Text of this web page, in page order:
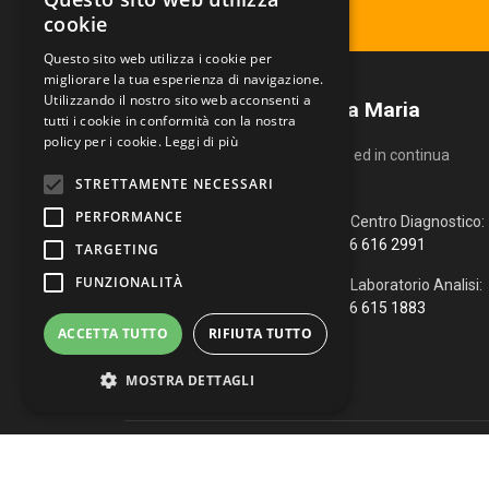
Centro Diagnostico Villa Maria
Un servizio altamente qualificato ed in continua
evoluzione.
Via Fiume, 4
51100 Pistoia (PT)
0573 976088
info@vmcd.it
Centro Diagnostico:
366 616 2991
Laboratorio Analisi:
366 615 1883
cookie
Questo sito web utilizza i cookie per
migliorare la tua esperienza di navigazione.
Utilizzando il nostro sito web acconsenti a
tutti i cookie in conformità con la nostra
policy per i cookie. Leggi di più
STRETTAMENTE NECESSARI
PERFORMANCE
TARGETING
FUNZIONALITÀ
ACCETTA TUTTO RIFIUTA TUTTO
MOSTRA DETTAGLI